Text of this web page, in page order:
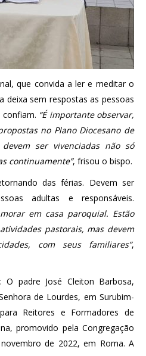
que convida a ler e meditar o
deixa sem respostas as pessoas
confiam. “É importante observar,
no Plano Diocesano de
devem ser vivenciadas não só
continuamente”, frisou o bispo.
das férias. Devem ser
adultas e responsáveis.
em casa paroquial. Estão
pastorais, mas devem
com seus familiares”,
O padre José Cleiton Barbosa,
de Lourdes, em Surubim-
Reitores e Formadores de
promovido pela Congregação
de 2022, em Roma. A